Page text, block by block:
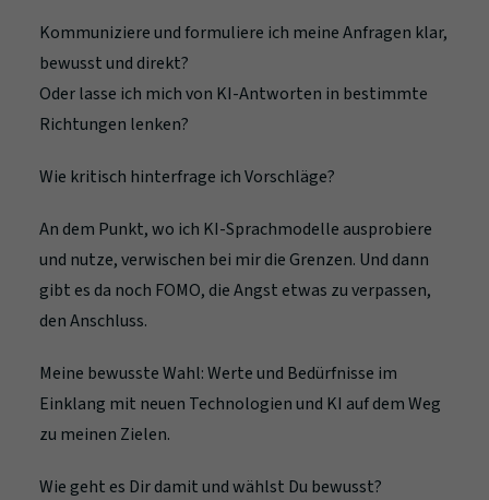
Kommuniziere und formuliere ich meine Anfragen klar,
bewusst und direkt?
Oder lasse ich mich von KI-Antworten in bestimmte
Richtungen lenken?
Wie kritisch hinterfrage ich Vorschläge?
An dem Punkt, wo ich KI-Sprachmodelle ausprobiere
und nutze, verwischen bei mir die Grenzen. Und dann
gibt es da noch FOMO, die Angst etwas zu verpassen,
den Anschluss.
Meine bewusste Wahl: Werte und Bedürfnisse im
Einklang mit neuen Technologien und KI auf dem Weg
zu meinen Zielen.
Wie geht es Dir damit und wählst Du bewusst?